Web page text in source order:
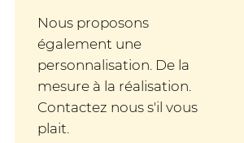
Nous proposons
également une
personnalisation. De la
mesure à la réalisation.
Contactez nous s'il vous
plait.